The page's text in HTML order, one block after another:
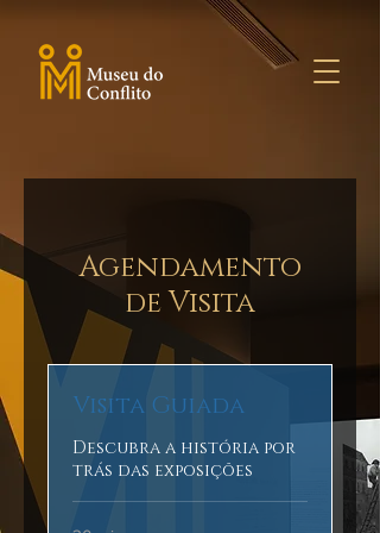
Agendamento
de Visita
Visita Guiada
Descubra a história por
trás das exposições